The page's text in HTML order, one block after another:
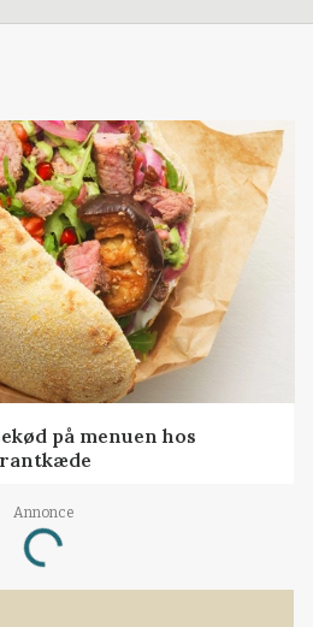
på menuen hos
Annonce
Loading...